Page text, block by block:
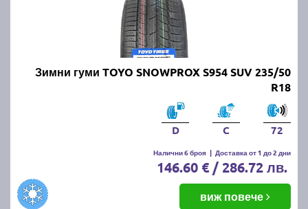
Зимни гуми TOYO SNOWPROX S954 SUV 235/50
R18
D C 72
Налични 6 броя | Доставка от 1 до 2 дни
146.60 € / 286.72 лв.
виж повече